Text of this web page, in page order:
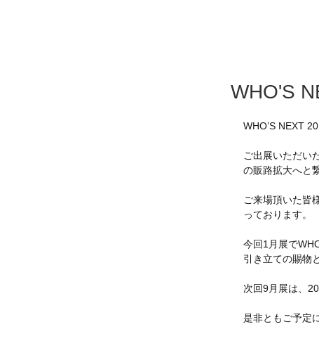
WHO'S
WHO’S NEXT
ご出展いただい
の販路拡大へと
ご来場頂いた皆
っております。
今回1月展で
引き立ての賜物
次回9月展は、
是非ともご予定